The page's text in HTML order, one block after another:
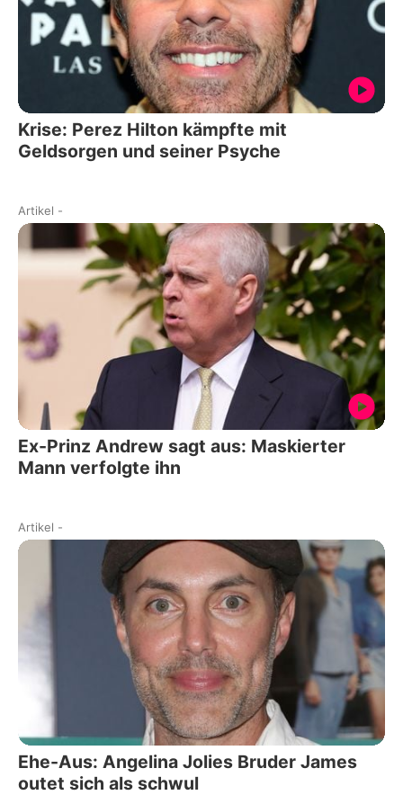
Krise: Perez Hilton kämpfte mit
Geldsorgen und seiner Psyche
Artikel -
Ex-Prinz Andrew sagt aus: Maskierter
Mann verfolgte ihn
Artikel -
Ehe-Aus: Angelina Jolies Bruder James
outet sich als schwul